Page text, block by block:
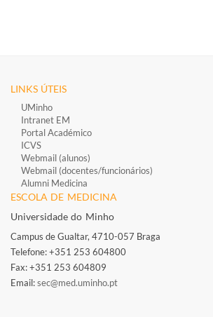
LINKS ÚTEIS
UMinho
Intranet EM
Portal Académico
ICVS
Webmail (alunos)
Webmail (docentes/funcionários)
Alumni Medicina
ESCOLA DE MEDICINA
Universidade do Minho
Campus de Gualtar, 4710-057 Braga
Telefone: +351 253 604800​
Fax: +351 253 604809
Email:sec@med.uminho.pt